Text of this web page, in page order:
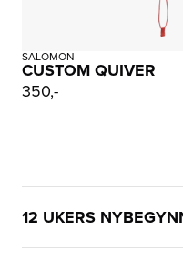
SALOMON
CUSTOM QUIVER
350,-
12 UKERS